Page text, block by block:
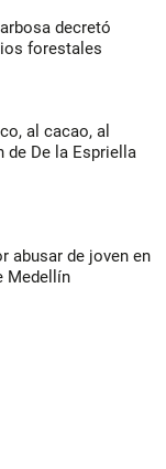
decretó
forestales
al cacao, al
de De la Espriella
abusar de joven en
Medellín